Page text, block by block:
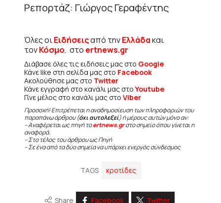
Ρεπορτάζ: Γιώργος Γεραφέντης
Όλες οιΕιδήσειςαπό τηνΕλλάδακαι
τονΚόσμο, στο ertnews.gr
Διάβασε όλες τις ειδήσεις μας στο Google
Κάνε like στη σελίδα μας στο Facebook
Ακολούθησε μας στο Twitter
Κάνε εγγραφή στο κανάλι μας στοYoutube
Γίνε μέλος στο κανάλι μας στο Viber
Προσοχή! Επιτρέπεται η αναδημοσίευση των πληροφοριών του
παραπάνω άρθρου (όχι αυτολεξεί) ή μέρους αυτών μόνο αν:
– Αναφέρεται ως πηγή τοertnews.grστο σημείο όπου γίνεται η
αναφορά.
– Στο τέλος του άρθρου ως Πηγή
– Σε ένα από τα δύο σημεία να υπάρχει ενεργός σύνδεσμος
TAGS κροτίδες
Share Facebook Twitter